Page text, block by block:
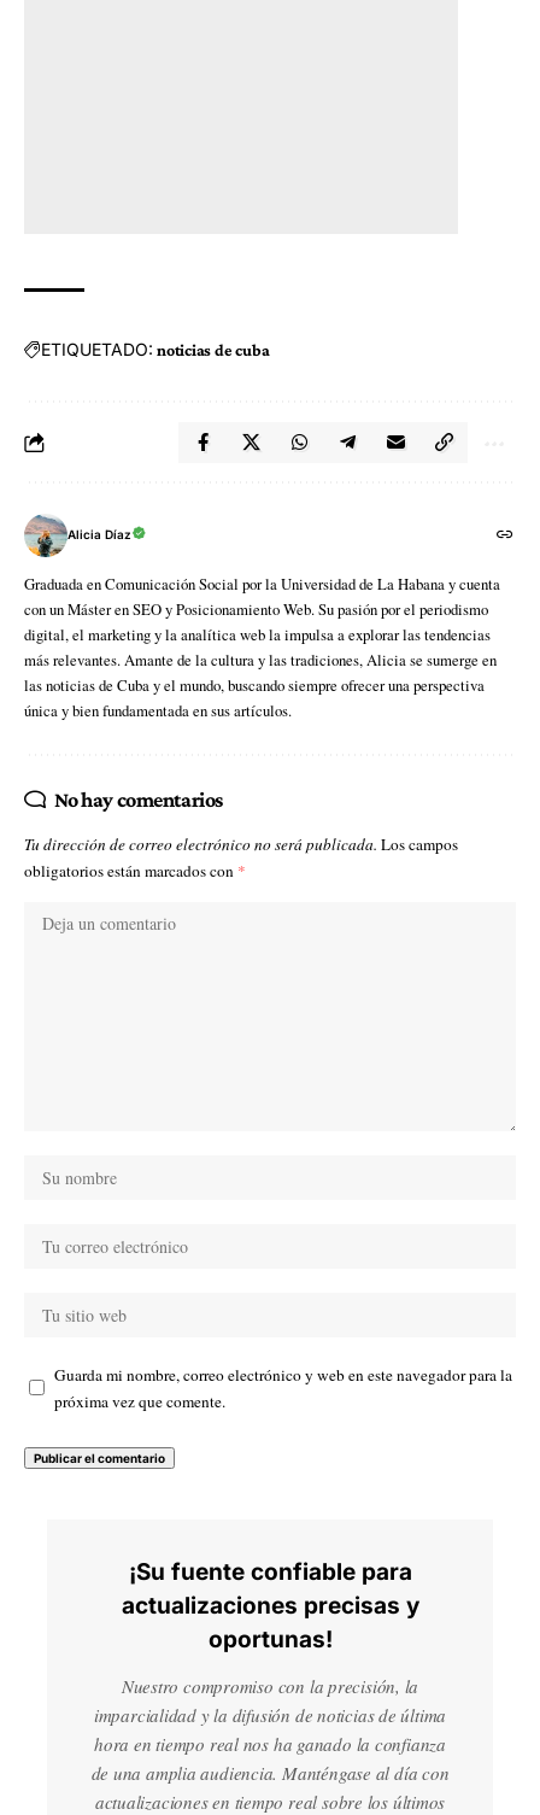
ETIQUETADO: noticias de cuba
Alicia Díaz
Graduada en Comunicación Social por la Universidad de La Habana y cuenta
con un Máster en SEO y Posicionamiento Web. Su pasión por el periodismo
digital, el marketing y la analítica web la impulsa a explorar las tendencias
más relevantes. Amante de la cultura y las tradiciones, Alicia se sumerge en
las noticias de Cuba y el mundo, buscando siempre ofrecer una perspectiva
única y bien fundamentada en sus artículos.
No hay comentarios
Tu dirección de correo electrónico no será publicada. Los campos
obligatorios están marcados con *
Guarda mi nombre, correo electrónico y web en este navegador para la
próxima vez que comente.
¡Su fuente confiable para
actualizaciones precisas y
oportunas!
Nuestro compromiso con la precisión, la
imparcialidad y la difusión de noticias de última
hora en tiempo real nos ha ganado la confianza
de una amplia audiencia. Manténgase al día con
actualizaciones en tiempo real sobre los últimos